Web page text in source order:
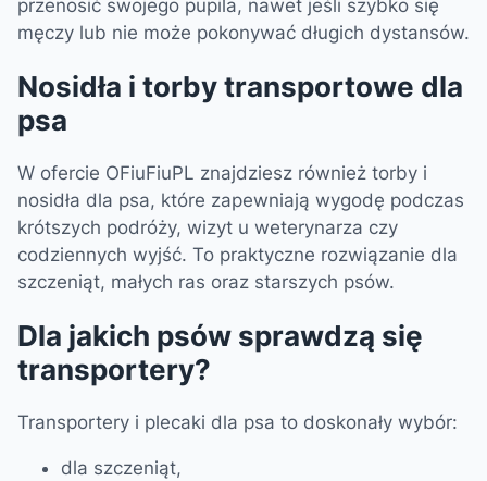
przenosić swojego pupila, nawet jeśli szybko się
męczy lub nie może pokonywać długich dystansów.
Nosidła i torby transportowe dla
psa
W ofercie OFiuFiuPL znajdziesz również torby i
nosidła dla psa, które zapewniają wygodę podczas
krótszych podróży, wizyt u weterynarza czy
codziennych wyjść. To praktyczne rozwiązanie dla
szczeniąt, małych ras oraz starszych psów.
Dla jakich psów sprawdzą się
transportery?
Transportery i plecaki dla psa to doskonały wybór:
dla szczeniąt,